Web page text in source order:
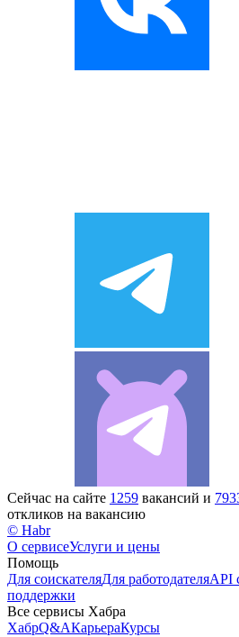
Сейчас на сайте 1259 вакансий и
откликов на вакансию
© Habr
О сервисеУслуги и цены
Помощь
Для соискателяДля работодателяAPI
поддержки
Все сервисы Хабра
ХабрQ&AКарьераКурсы